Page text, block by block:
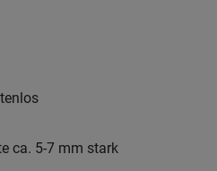
ca. 5-7 mm stark